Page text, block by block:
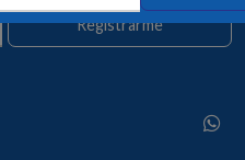
Registrarme